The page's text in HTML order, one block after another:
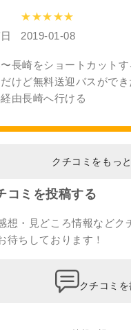
★★★★★
2019-01-08
長崎をショートカット
けど無料送迎バスがで
由長崎へ行ける
クチコミをもっ
コミを投稿する
想・見どころ情報など
待ちしております！
クチコミを